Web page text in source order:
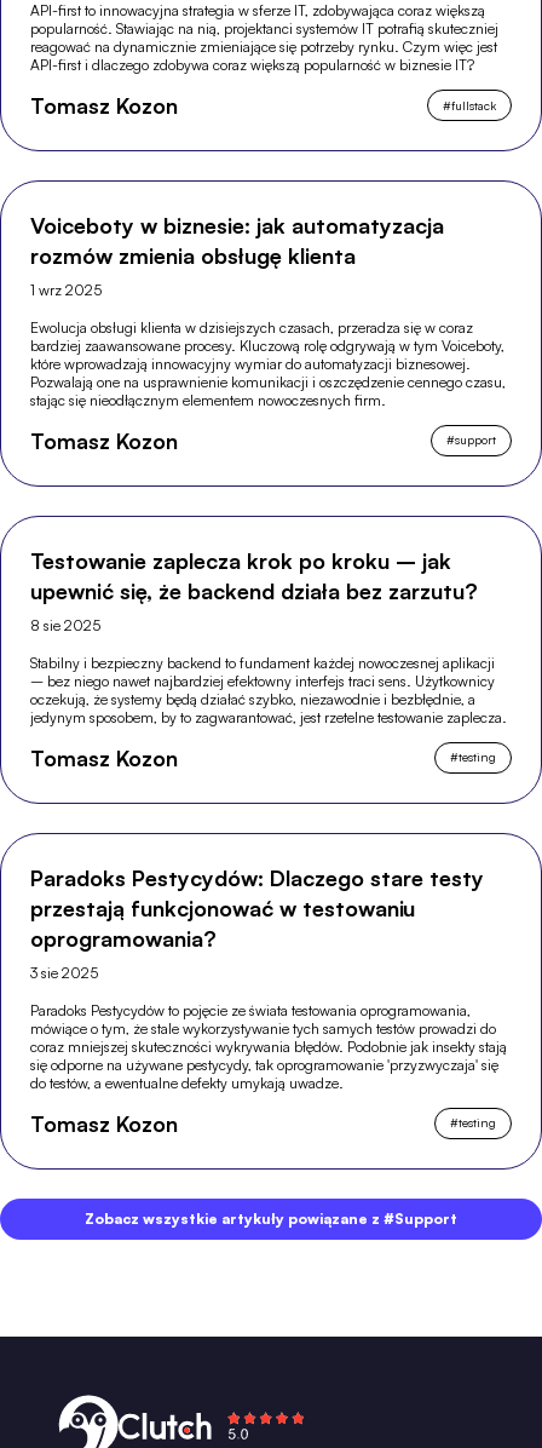
API-first to innowacyjna strategia w sferze IT, zdobywająca coraz większą
popularność. Stawiając na nią, projektanci systemów IT potrafią skuteczniej
reagować na dynamicznie zmieniające się potrzeby rynku. Czym więc jest
API-first i dlaczego zdobywa coraz większą popularność w biznesie IT?
Tomasz Kozon #fullstack
Voiceboty w biznesie: jak automatyzacja
rozmów zmienia obsługę klienta
1 wrz 2025
Ewolucja obsługi klienta w dzisiejszych czasach, przeradza się w coraz
bardziej zaawansowane procesy. Kluczową rolę odgrywają w tym Voiceboty,
które wprowadzają innowacyjny wymiar do automatyzacji biznesowej.
Pozwalają one na usprawnienie komunikacji i oszczędzenie cennego czasu,
stając się nieodłącznym elementem nowoczesnych firm.
Tomasz Kozon #support
Testowanie zaplecza krok po kroku – jak
upewnić się, że backend działa bez zarzutu?
8 sie 2025
Stabilny i bezpieczny backend to fundament każdej nowoczesnej aplikacji
– bez niego nawet najbardziej efektowny interfejs traci sens. Użytkownicy
oczekują, że systemy będą działać szybko, niezawodnie i bezbłędnie, a
jedynym sposobem, by to zagwarantować, jest rzetelne testowanie zaplecza.
Tomasz Kozon #testing
Paradoks Pestycydów: Dlaczego stare testy
przestają funkcjonować w testowaniu
oprogramowania?
3 sie 2025
Paradoks Pestycydów to pojęcie ze świata testowania oprogramowania,
mówiące o tym, że stale wykorzystywanie tych samych testów prowadzi do
coraz mniejszej skuteczności wykrywania błędów. Podobnie jak insekty stają
się odporne na używane pestycydy, tak oprogramowanie 'przyzwyczaja' się
do testów, a ewentualne defekty umykają uwadze.
Tomasz Kozon #testing
Zobacz wszystkie artykuły powiązane z #Support